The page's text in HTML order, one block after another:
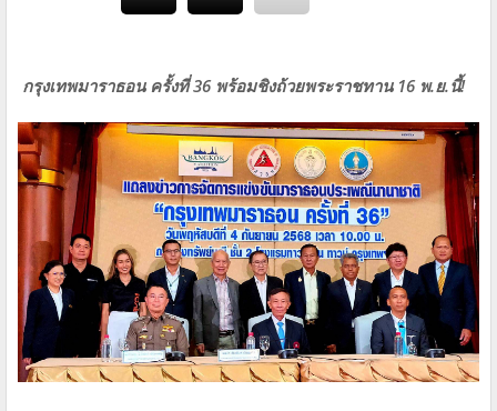
กรุงเทพมาราธอน ครั้งที่ 36 พร้อมชิงถ้วยพระราชทาน 16 พ.ย.นี้!